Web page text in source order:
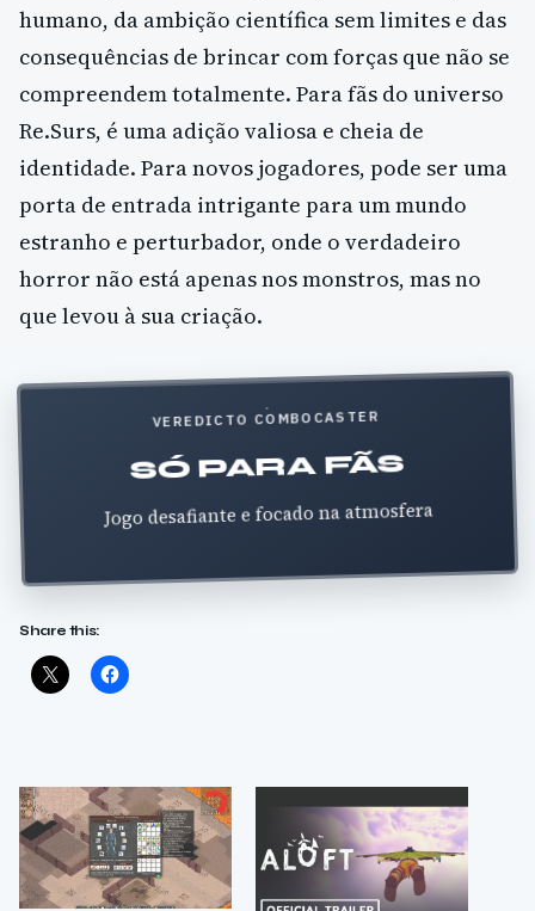
humano, da ambição científica sem limites e das
consequências de brincar com forças que não se
compreendem totalmente. Para fãs do universo
Re.Surs, é uma adição valiosa e cheia de
identidade. Para novos jogadores, pode ser uma
porta de entrada intrigante para um mundo
estranho e perturbador, onde o verdadeiro
horror não está apenas nos monstros, mas no
que levou à sua criação.
VEREDICTO COMBOCASTER
SÓ PARA FÃS
Jogo desafiante e focado na atmosfera
Share this: